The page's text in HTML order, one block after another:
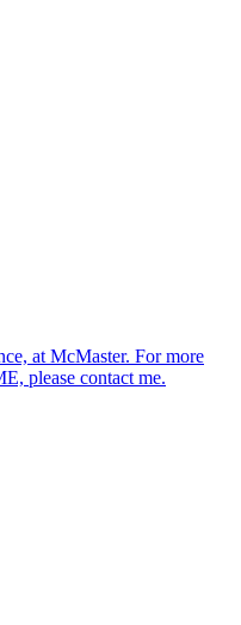
at McMaster. For more
please contact me.